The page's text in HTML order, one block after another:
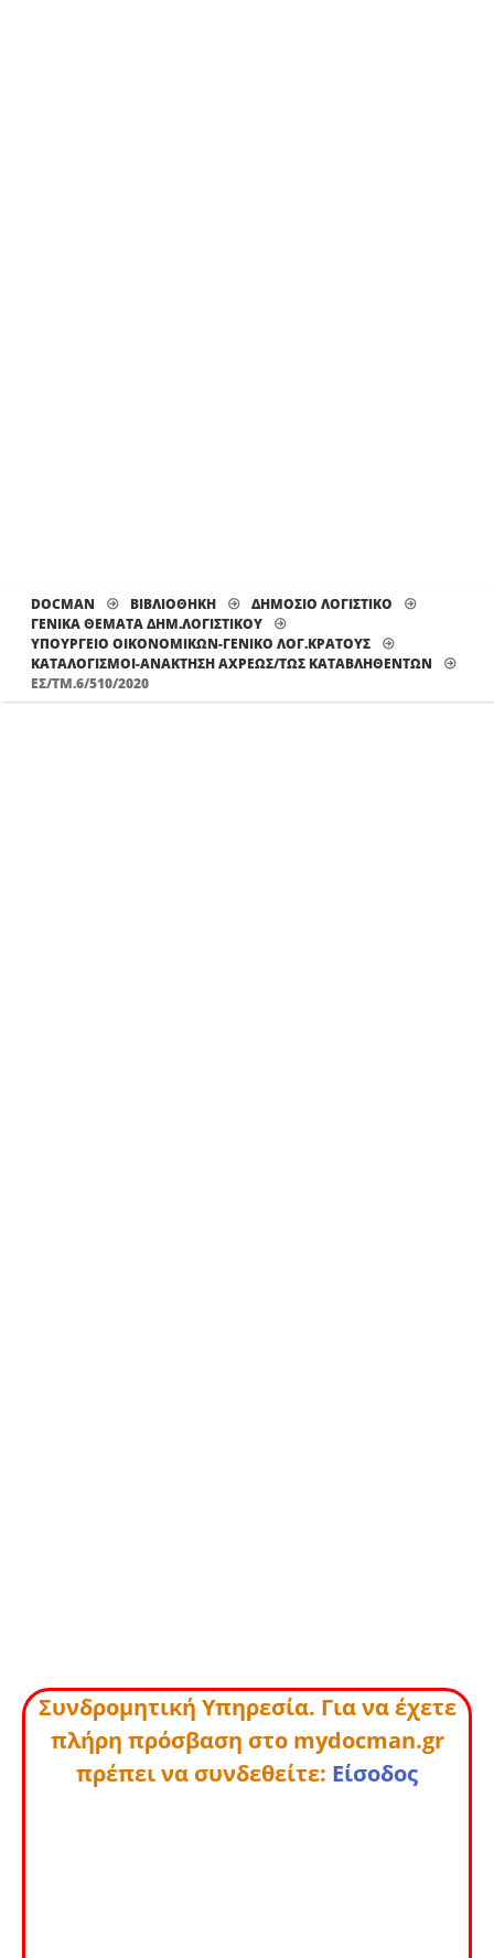
DOCMAN ΒΙΒΛΙΟΘΗΚΗ
ΔΗΜΟΣΙΟ ΛΟΓΙΣΤΙΚΟ
ΓΕΝΙΚΑ ΘΕΜΑΤΑ ΔΗΜ.ΛΟΓΙΣΤΙΚΟΥ
ΥΠΟΥΡΓΕΙΟ ΟΙΚΟΝΟΜΙΚΩΝ-ΓΕΝΙΚΟ ΛΟΓ.ΚΡΑΤΟΥΣ
ΚΑΤΑΛΟΓΙΣΜΟΊ-ΑΝΆΚΤΗΣΗ ΑΧΡΕΩΣ/ΤΩΣ ΚΑΤΑΒΛΗΘΈΝΤΩΝ
ΕΣ/ΤΜ.6/510/2020
Συνδρομητική Υπηρεσία. Για να έχετε
πλήρη πρόσβαση στο mydocman.gr
πρέπει να συνδεθείτε: Είσοδος